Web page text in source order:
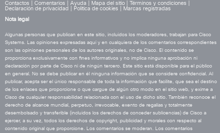
Contactos Comentarios Ayuda Mapa del sitio Términos y condiciones
Declaración de privacidad
Política de cookies
Marcas registradas
Nota legal
Algunas personas que publican en este sitio, incluidos los moderadores, trabajan para Cisco
Systems. Las opiniones expresadas aquí y en cualquiera de los comentarios correspondientes
son las opiniones personales de los autores originales, no de Cisco. El contenido se
proporciona exclusivamente con fines informativos y no implica ninguna aprobación ni
declaración por parte de Cisco ni de ningún tercero. Este sitio está disponible para el público
en general. No se debe publicar en él ninguna información que se considere confidencial. Al
publicar, acepta ser el único responsable de toda la información que facilite, que sea el destino
de los enlaces que proporcione o que cargue de algún otro modo en el sitio web, y exime a
Cisco de cualquier responsabilidad relacionada con el uso de dicho sitio. También reconoce el
derecho de alcance mundial, perpetuo, irrevocable, exento de regalías y totalmente
desembolsado y transferible (incluidos los derechos de conceder sublicencias) de Cisco a
ejercer, a su vez, todos los derechos de copyright, publicidad y morales con respecto al
contenido original que proporcione. Los comentarios se moderan. Los comentarios